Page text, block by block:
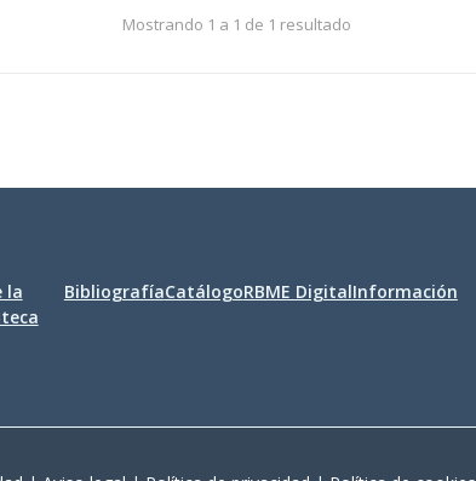
Mostrando 1 a 1 de 1 resultado
la
BibliografíaCatálogoRBME DigitalInformación